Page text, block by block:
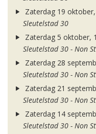
Zaterdag 19
Sleutelstad 30
Zaterdag 5 oktober,
Sleutelstad 30 - Non
Zaterdag 28
Sleutelstad 30 - Non
Zaterdag 21
Sleutelstad 30 - Non
Zaterdag 14
Sleutelstad 30 - Non